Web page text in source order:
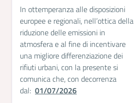
In ottemperanza alle disposizioni
europee e regionali, nell’ottica della
riduzione delle emissioni in
atmosfera e al fine di incentivare
una migliore differenziazione dei
rifiuti urbani, con la presente si
comunica che, con decorrenza
dal: 01/07/2026